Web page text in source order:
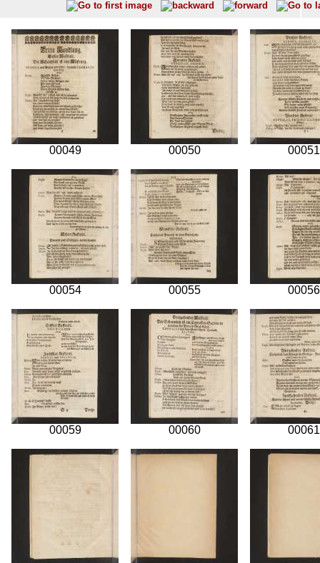
00049 00050 00051
00054 00055 00056
00059 00060 00061